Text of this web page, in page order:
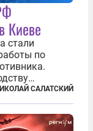
Киеве
стали
по
и два
городов. В
САЛАТСКИЙ